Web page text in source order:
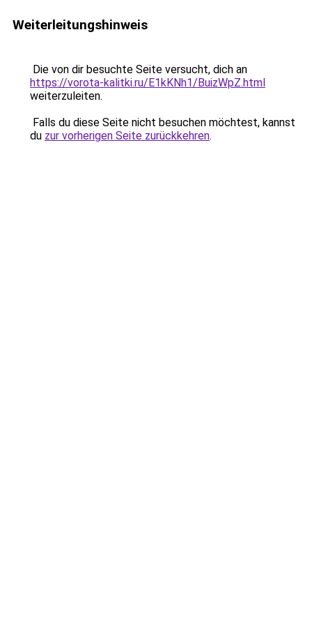
Weiterleitungshinweis
Die von dir besuchte Seite versucht, dich an
https://vorota-kalitki.ru/E1kKNh1/BuizWpZ.html
weiterzuleiten.
Falls du diese Seite nicht besuchen möchtest, kannst
du zur vorherigen Seite zurückkehren.